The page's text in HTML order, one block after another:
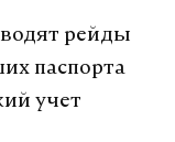
рейды
паспорта
учет